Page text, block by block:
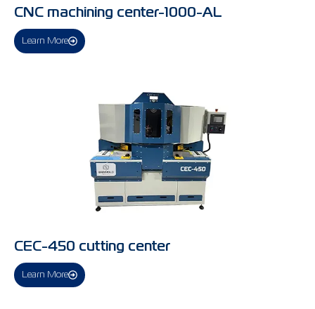
CNC machining center-1000-AL
Learn More
CEC-450 cutting center
Learn More